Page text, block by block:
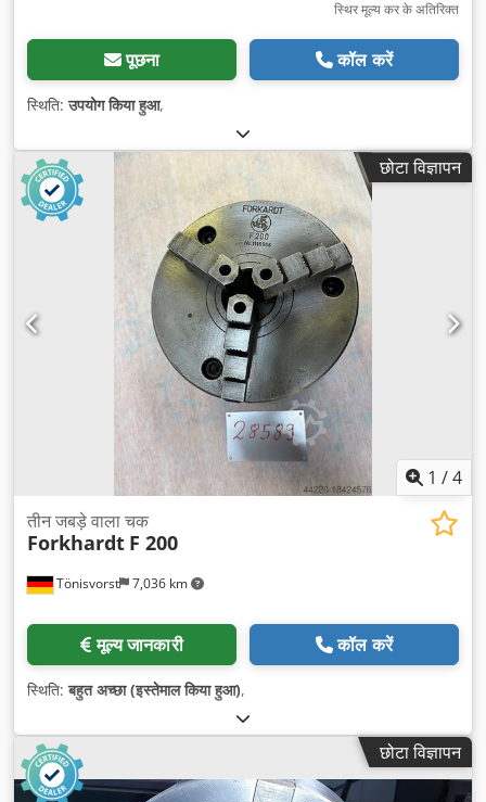
स्थिर मूल्य कर के अतिरिक्त
पूछना कॉल करें
स्थिति:उपयोग किया हुआ,
छोटा विज्ञापन
1 /4
Tönisvorst 7,036 km
तीन जबड़े वाला चक
Forkhardt F 200
मूल्य जानकारी कॉल करें
स्थिति:बहुत अच्छा (इस्तेमाल किया हुआ),
छोटा विज्ञापन